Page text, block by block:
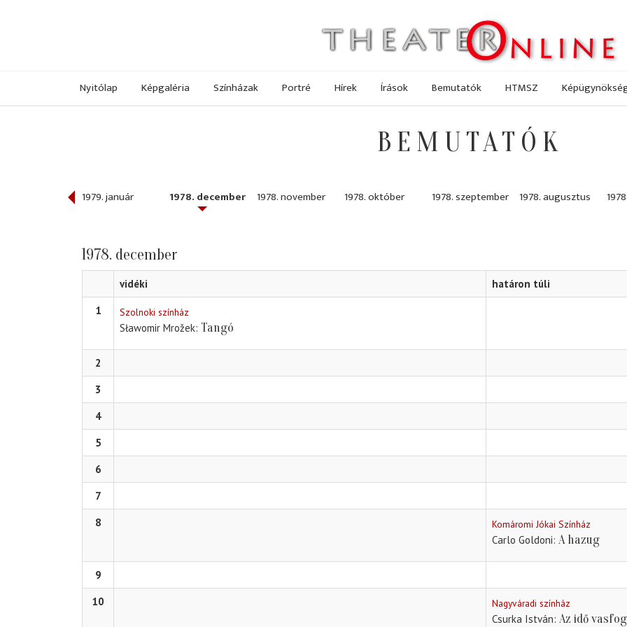
Nyitólap Képgaléria Színházak Portré Hírek Írások Bemutatók HTMSZ
BEMUTATÓK
1979. január 1978. december 1978. november 1978. október 1978. szeptember 1978. augusztus
1978. december
vidéki
határon túli
1
Szolnoki színház
Sławomir Mrožek Tangó
2
3
4
5
6
7
8
Komáromi Jókai Színház
Carlo Goldoni A hazug
9
10
Nagyváradi színház
Csurka István Az idő